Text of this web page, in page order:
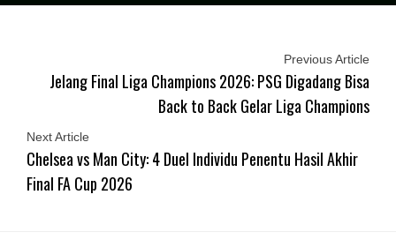
Previous Article
Jelang Final Liga Champions 2026: PSG Digadang Bisa
Back to Back Gelar Liga Champions
Next Article
Chelsea vs Man City: 4 Duel Individu Penentu Hasil Akhir
Final FA Cup 2026